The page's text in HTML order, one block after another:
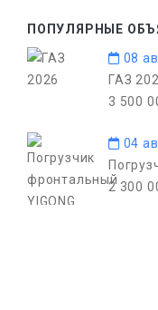
ПОПУЛЯРНЫЕ
08
ГАЗ
3 500
04
2 300